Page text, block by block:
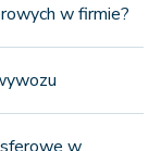
w firmie?